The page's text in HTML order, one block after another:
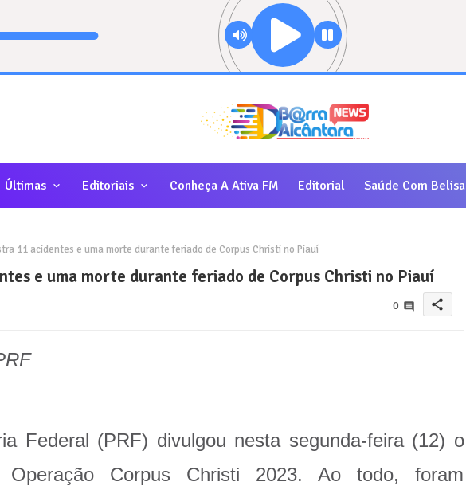
Últimas Editoriais Conheça A Ativa FM Editorial Saúde Com Belisa
11 acidentes e uma morte durante feriado de Corpus Christi no Piauí
e uma morte durante feriado de Corpus Christi no Piauí
0 share
Federal (PRF) divulgou nesta segunda-feira (12) o
Corpus Christi 2023. Ao todo, foram